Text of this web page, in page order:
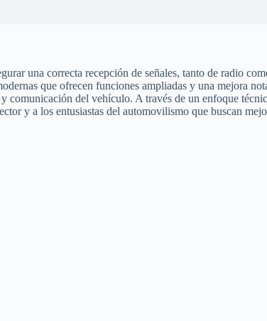
una correcta recepción de señales, tanto de radio
que ofrecen funciones ampliadas y una mejora
comunicación del vehículo. A través de un enfoque
y a los entusiastas del automovilismo que buscan